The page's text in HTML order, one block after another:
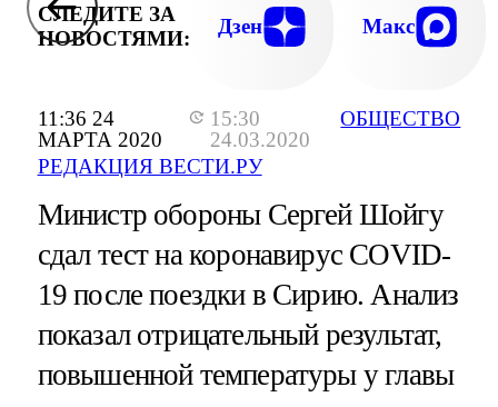
11:36 24
МАРТА 2020
15:30
24.03.2020
РЕДАКЦИЯ ВЕСТИ.РУ
ОБЩЕСТВО
СЛЕДИТЕ ЗА
НОВОСТЯМИ:
Дзен Макс
Министр обороны Сергей Шойгу
сдал тест на коронавирус COVID-
19 после поездки в Сирию. Анализ
показал отрицательный результат,
повышенной температуры у главы